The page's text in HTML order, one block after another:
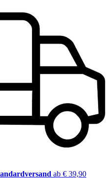
ab € 39,90